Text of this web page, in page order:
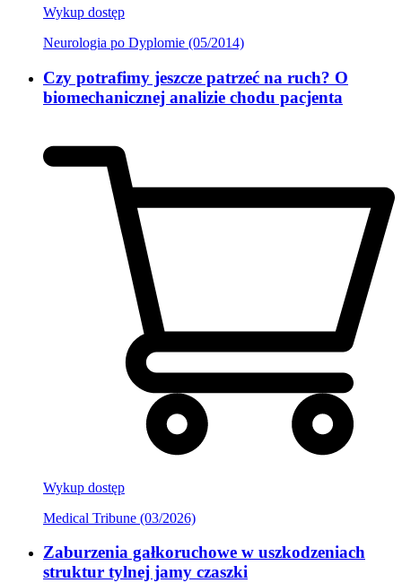
Wykup dostęp
Neurologia po Dyplomie (05/2014)
Czy potrafimy jeszcze patrzeć na ruch? O
biomechanicznej analizie chodu pacjenta
Wykup dostęp
Medical Tribune (03/2026)
Zaburzenia gałkoruchowe w uszkodzeniach
struktur tylnej jamy czaszki